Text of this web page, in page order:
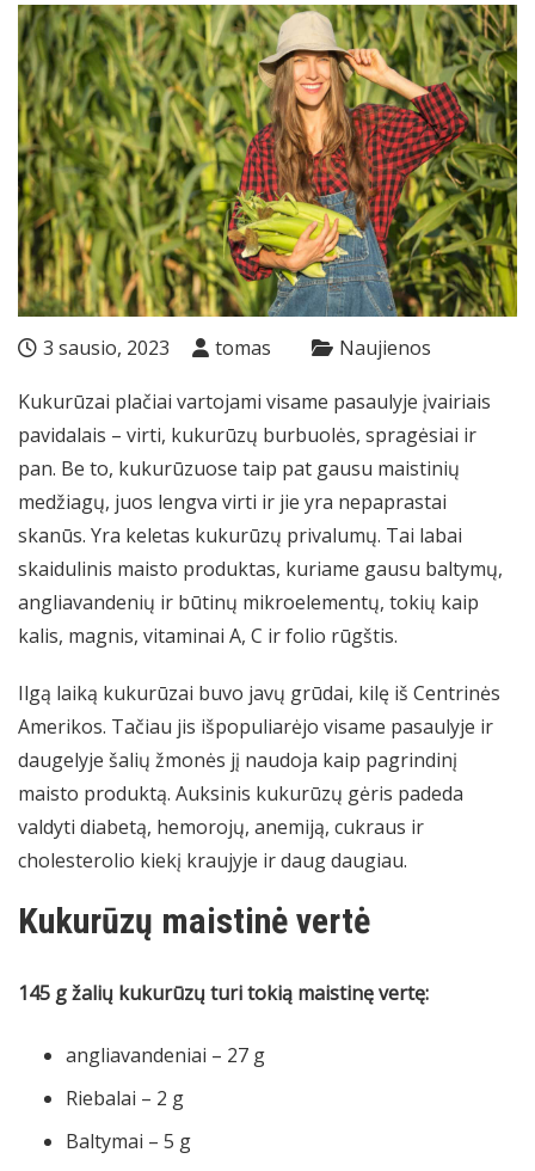
3 sausio, 2023 tomas Naujienos
Kukurūzai plačiai vartojami visame pasaulyje įvairiais
pavidalais – virti, kukurūzų burbuolės, spragėsiai ir
pan. Be to, kukurūzuose taip pat gausu maistinių
medžiagų, juos lengva virti ir jie yra nepaprastai
skanūs. Yra keletas kukurūzų privalumų. Tai labai
skaidulinis maisto produktas, kuriame gausu baltymų,
angliavandenių ir būtinų mikroelementų, tokių kaip
kalis, magnis, vitaminai A, C ir folio rūgštis.
Ilgą laiką kukurūzai buvo javų grūdai, kilę iš Centrinės
Amerikos. Tačiau jis išpopuliarėjo visame pasaulyje ir
daugelyje šalių žmonės jį naudoja kaip pagrindinį
maisto produktą. Auksinis kukurūzų gėris padeda
valdyti diabetą, hemorojų, anemiją, cukraus ir
cholesterolio kiekį kraujyje ir daug daugiau.
Kukurūzų maistinė vertė
145 g žalių kukurūzų turi tokią maistinę vertę:
angliavandeniai – 27 g
Riebalai – 2 g
Baltymai – 5 g